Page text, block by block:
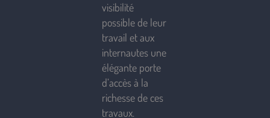
visibilité
possible de leur
travail et aux
internautes une
élégante porte
d’accès à la
richesse de ces
travaux.